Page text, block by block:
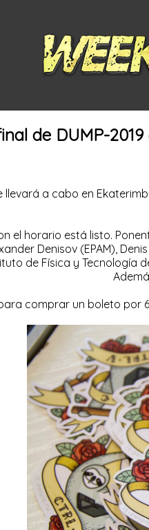
de DUMP-
llevará a cabo en
el horario está listo.
Denisov (EPAM),
de Física y
comprar un boleto por